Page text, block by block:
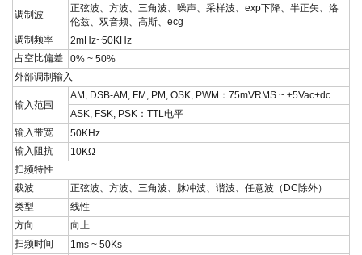
调制波
正弦波、方波、三角波、噪声、采样波、exp下降、半正矢、洛
伦兹、双音频、高斯、ecg
调制频率
2mHz~50KHz
占空比偏差
0% ~ 50%
外部调制输入
输入范围
AM, DSB-AM, FM, PM, OSK, PWM ： 75mVRMS ~ ±5Vac+dc
ASK, FSK, PSK ： TTL电平
输入带宽
50KHz
输入阻抗
10KΩ
扫频特性
载波
正弦波、方波、三角波、脉冲波、谐波、任意波（ DC除外）
类型
线性
方向
向上
扫频时间
1ms ~ 50Ks